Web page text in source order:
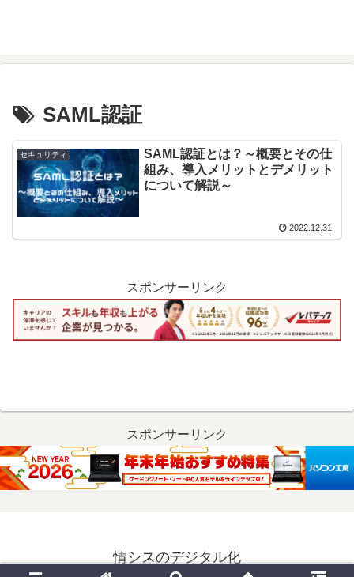
SAML認証
セキュリティ
SAML認証とは？～概要とその仕
組み、導入メリットとデメリット
について解説～
2022.12.31
スポンサーリンク
スポンサーリンク
情シスのデジタル化